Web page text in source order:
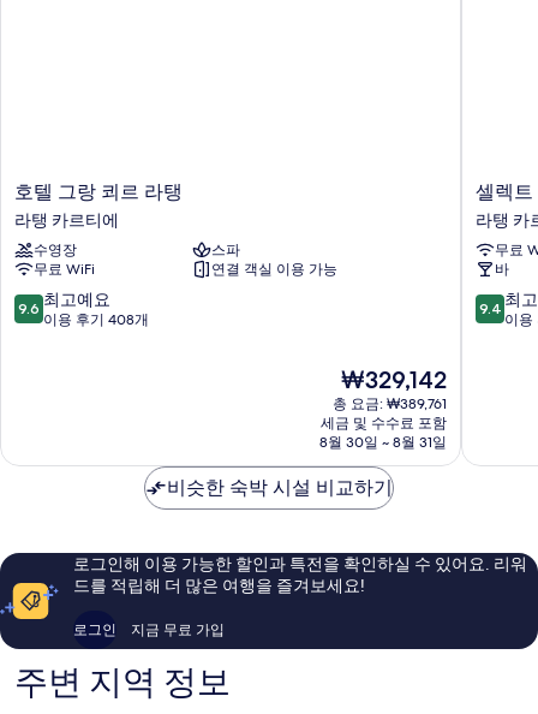
호
텔
그
랑
쾨
르
라
에
호텔 그랑 쾨르 라탱
라탱 카르티에
수영장
스파
무료 WiFi
연결 객실 이용 가능
10
점
고
용
후
기
408
개
9.6 최고예요
이용 후기 408개
현
재
요
금
₩329,142
₩329,142
총 요금: ₩389,761
세금 및 수수료 포함
8월 30일 ~ 8월 31일
셀
렉
트
호
텔
-
리
르
셀렉트
라탱 카
무료
바
10
점
고
용
9.4 최
이용
비슷한 숙박 시설 비교하기
로그인해 이용 가능한 할인과 특전을 확인하실 수 있어요. 리워
드를 적립해 더 많은 여행을 즐겨보세요!
로그인 지금 무료 가입
주변 지역 정보